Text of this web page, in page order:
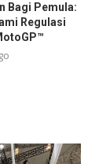
Bagi Pemula:
Regulasi